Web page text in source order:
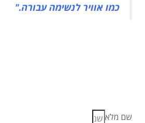
כמו אוויר לנשימה עבורה."
שם מלא